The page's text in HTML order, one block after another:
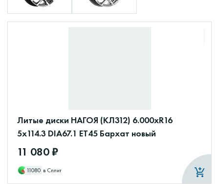
Литые диски НАГОЯ (КЛ312) 6.000xR16
5x114.3 DIA67.1 ET45 Бархат новый
11 080 ₽
11080 в Сплит